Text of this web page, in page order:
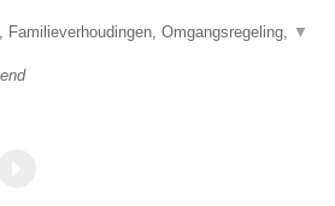
Omgangsregeling, ▼